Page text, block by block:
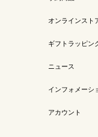
オンラインスト
ギフトラッピン
ニュース
インフォメーシ
アカウント